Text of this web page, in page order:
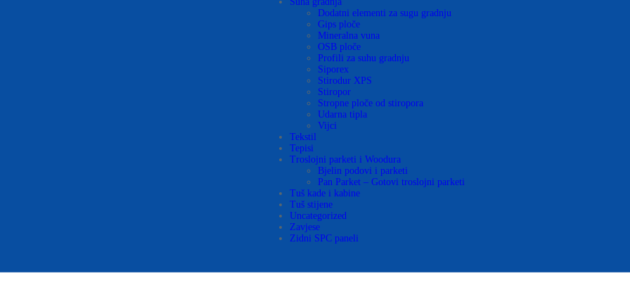
Dodatni elementi za sugu gradnju
Gips ploče
Mineralna vuna
OSB ploče
Profili za suhu gradnju
Siporex
Stirodur XPS
Stiropor
Stropne ploče od stiropora
Udarna tipla
Vijci
Tekstil
Tepisi
Troslojni parketi i Woodura
Bjelin podovi i parketi
Pan Parket – Gotovi troslojni parketi
Tuš kade i kabine
Tuš stijene
Uncategorized
Zavjese
Zidni SPC paneli